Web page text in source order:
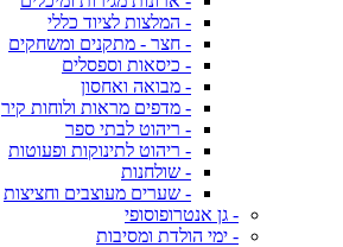
- המלצות לציוד כללי
- חצר - מתקנים ומשחקים
- כיסאות וספסלים
- מבואה ואחסון
- מדפים מראות ולוחות קיר
- ריהוט לבתי ספר
- ריהוט לתינוקות ופעוטות
- שולחנות
- שערים מעוצבים וחציצות
- גן אנטרופוסופי
- ימי הולדת ומסיבות